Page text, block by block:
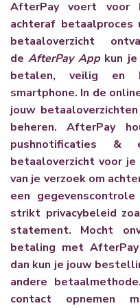
AfterPay voert voor
achteraf
betaaloverzicht
deAfterPay Appkun je
betalen, veilig en
smartphone. In de
jouw
beheren. AfterPay
pushnotificaties
betaaloverzicht voor
van je verzoek om
een
strikt privacybeleid
statement. Mocht
betaling met
dan kun je jouw
andere
contact opnemen